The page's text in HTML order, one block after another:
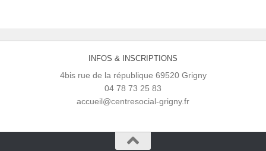
INFOS & INSCRIPTIONS
4bis rue de la république 69520 Grigny
04 78 73 25 83
accueil@centresocial-grigny.fr